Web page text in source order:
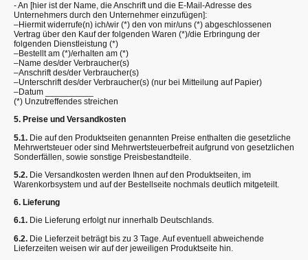
- An [hier ist der Name, die Anschrift und die E-Mail-Adresse des
Unternehmers durch den Unternehmer einzufügen]:
–Hiermit widerrufe(n) ich/wir (*) den von mir/uns (*) abgeschlossenen
Vertrag über den Kauf der folgenden Waren (*)/die Erbringung der
folgenden Dienstleistung (*)
–Bestellt am (*)/erhalten am (*)
–Name des/der Verbraucher(s)
–Anschrift des/der Verbraucher(s)
–Unterschrift des/der Verbraucher(s) (nur bei Mitteilung auf Papier)
–Datum __________
(*) Unzutreffendes streichen
5. Preise und Versandkosten
5.1. Die auf den Produktseiten genannten Preise enthalten die gesetzliche
Mehrwertsteuer oder sind Mehrwertsteuerbefreit aufgrund von gesetzlichen
Sonderfällen, sowie sonstige Preisbestandteile.
5.2. Die Versandkosten werden Ihnen auf den Produktseiten, im
Warenkorbsystem und auf der Bestellseite nochmals deutlich mitgeteilt.
6. Lieferung
6.1. Die Lieferung erfolgt nur innerhalb Deutschlands.
6.2. Die Lieferzeit beträgt bis zu 3 Tage. Auf eventuell abweichende
Lieferzeiten weisen wir auf der jeweiligen Produktseite hin.